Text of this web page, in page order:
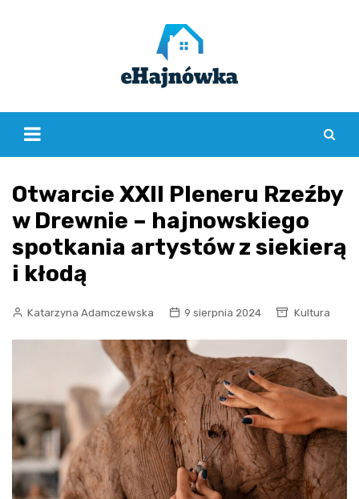
Otwarcie XXII Pleneru Rzeźby
w Drewnie – hajnowskiego
spotkania artystów z siekierą
i kłodą
Katarzyna Adamczewska 9 sierpnia 2024 Kultura